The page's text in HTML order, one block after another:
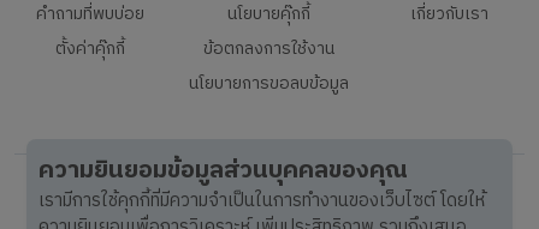
คำถามที่พบบ่อย
ตั้งค่าคุ๊กกี้
นโยบายคุ๊กกี้
ข้อตกลงการใช้งาน
นโยบายการขอลบข้อมูล
เกี่ยวกับเรา
ความยินยอมข้อมูลส่วนบุคคลของคุณ
เรามีการใช้คุกกี้ที่มีความจำเป็นในการทำงานของเว็บไซต์ โดยให้